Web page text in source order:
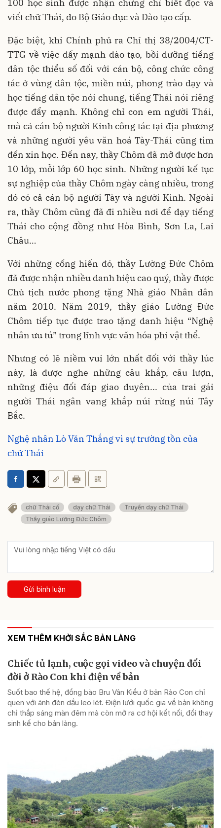
100 học sinh được nhận chứng chỉ biết đọc và
viết chữ Thái, do Bộ Giáo dục và Đào tạo cấp.
Đặc biệt, khi Chính phủ ra Chỉ thị 38/2004/CT-
TTG về việc đẩy mạnh đào tạo, bồi dưỡng tiếng
dân tộc thiểu số đối với cán bộ, công chức công
tác ở vùng dân tộc, miền núi, phong trào dạy và
học tiếng dân tộc nói chung, tiếng Thái nói riêng
được đẩy mạnh. Không chỉ con em người Thái,
mà cả cán bộ người Kinh công tác tại địa phương
và những người yêu văn hoá Tày-Thái cũng tìm
đến xin học. Đến nay, thầy Chôm đã mở được hơn
10 lớp, mỗi lớp 60 học sinh. Những người kế tục
sự nghiệp của thầy Chôm ngày càng nhiều, trong
đó có cả cán bộ người Tày và người Kinh. Ngoài
ra, thầy Chôm cũng đã đi nhiều nơi để dạy tiếng
Thái cho cộng đồng như Hòa Bình, Sơn La, Lai
Châu…
Với những cống hiến đó, thầy Lường Đức Chôm
đã được nhận nhiều danh hiệu cao quý, thầy được
Chủ tịch nước phong tặng Nhà giáo Nhân dân
năm 2010. Năm 2019, thầy giáo Lường Đức
Chôm tiếp tục được trao tặng danh hiệu “Nghệ
nhân ưu tú” trong lĩnh vực văn hóa phi vật thể.
Nhưng có lẽ niềm vui lớn nhất đối với thầy lúc
này, là được nghe những câu khắp, câu lượn,
những điệu đối đáp giao duyên... của trai gái
người Thái ngân vang khắp núi rừng núi Tây
Bắc.
Nghệ nhân Lò Văn Thắng vì sự trường tồn của
chữ Thái
chữ Thái cổ dạy chữ Thái
Truyền dạy chữ Thái
Thầy giáo Lường Đức Chôm
Gửi bình luận
XEM THÊM KHỞI SẮC BẢN LÀNG
Chiếc tủ lạnh, cuộc gọi video và chuyện đổi
đời ở Rào Con khi điện về bản
Suốt bao thế hệ, đồng bào Bru Vân Kiều ở bản Rào Con chỉ
quen với ánh đèn dầu leo lét. Điện lưới quốc gia về bản không
chỉ thắp sáng màn đêm mà còn mở ra cơ hội kết nối, đổi thay
sinh kế cho bản làng.